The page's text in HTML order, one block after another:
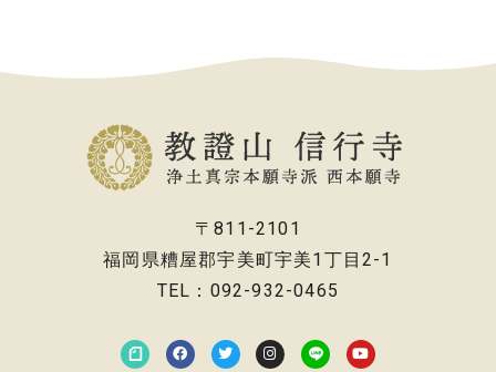
〒811-2101
福岡県糟屋郡宇美町宇美1丁目2-1
TEL：092-932-0465